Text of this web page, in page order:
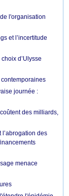
l'organisation
et l’incertitude
d’Ulysse
contemporaines
journée :
des milliards,
des
menace